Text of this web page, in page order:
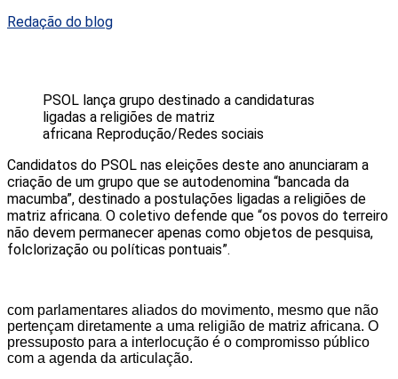
Redação do blog
PSOL lança grupo destinado a candidaturas
ligadas a religiões de matriz
africana Reprodução/Redes sociais
Candidatos do PSOL nas eleições deste ano anunciaram a
criação de um grupo que se autodenomina “bancada da
macumba”, destinado a postulações ligadas a religiões de
matriz africana. O coletivo defende que “os povos do terreiro
não devem permanecer apenas como objetos de pesquisa,
folclorização ou políticas pontuais”.
com parlamentares aliados do movimento, mesmo que não
pertençam diretamente a uma religião de matriz africana. O
pressuposto para a interlocução é o compromisso público
com a agenda da articulação.